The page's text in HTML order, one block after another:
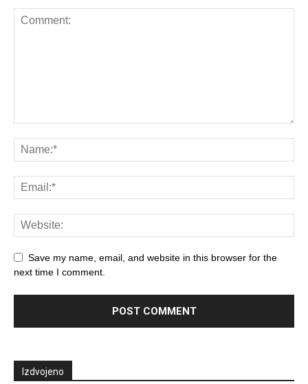
Save my name, email, and website in this browser for the
next time I comment.
Izdvojeno